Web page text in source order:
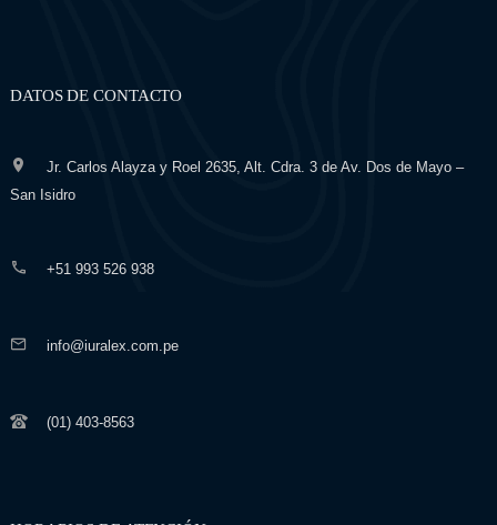
DATOS DE CONTACTO
Jr. Carlos Alayza y Roel 2635, Alt. Cdra. 3 de Av. Dos de Mayo –
San Isidro
+51 993 526 938
info@iuralex.com.pe
(01) 403-8563